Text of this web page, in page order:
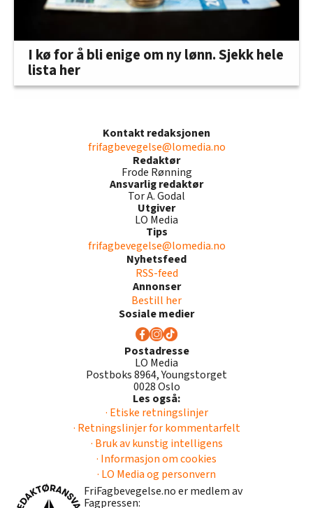
I kø for å bli enige om ny lønn. Sjekk hele
lista her
Kontakt redaksjonen
frifagbevegelse@lomedia.no
Redaktør
Frode Rønning
Ansvarlig redaktør
Tor A. Godal
Utgiver
LO Media
Tips
frifagbevegelse@lomedia.no
Nyhetsfeed
RSS-feed
Annonser
Bestill her
Sosiale medier
Postadresse
LO Media
Postboks 8964, Youngstorget
0028 Oslo
Les også:
· Etiske retningslinjer
· Retningslinjer for kommentarfelt
· Bruk av kunstig intelligens
· Informasjon om cookies
· LO Media og personvern
FriFagbevegelse.no er medlem av
Fagpressen: